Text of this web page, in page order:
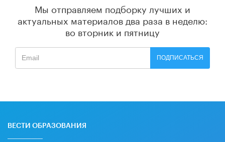
Мы отправляем подборку лучших и
актуальных материалов два раза в неделю:
во вторник и пятницу
ПОДПИСАТЬСЯ
ВЕСТИ ОБРАЗОВАНИЯ